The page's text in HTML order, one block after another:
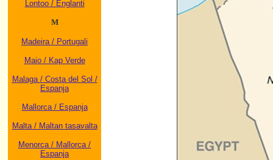
Lontoo / Englanti
M
Madeira / Portugali
Maio / Kap Verde
Malaga / Costa del Sol /
Espanja
Mallorca / Espanja
Malta / Maltan tasavalta
Menorca / Mallorca /
Espanja